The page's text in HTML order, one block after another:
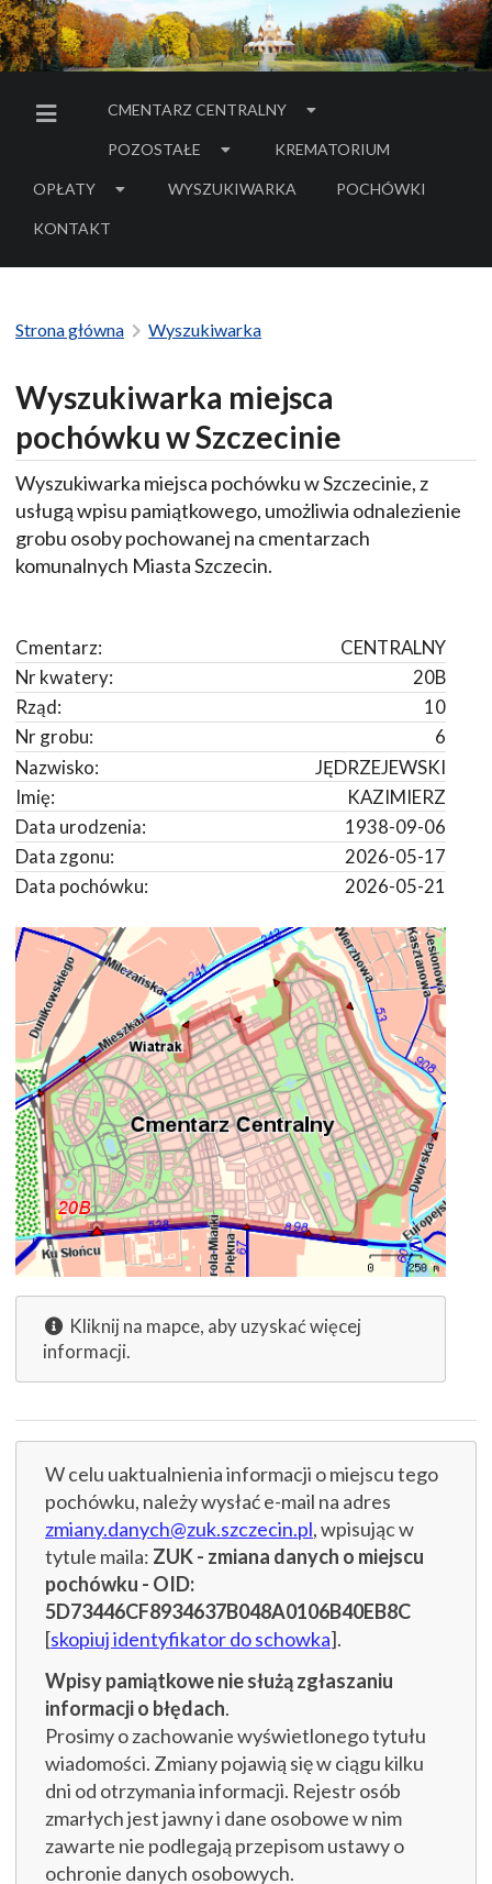
MENU BOCZNE
CMENTARZ CENTRALNY
POZOSTAŁE KREMATORIUM
OPŁATY WYSZUKIWARKA POCHÓWKI
- LINK DO SERWISU
KONTAKT
Strona główna Wyszukiwarka
Wyszukiwarka miejsca
pochówku w Szczecinie
Wyszukiwarka miejsca pochówku w Szczecinie, z
usługą wpisu pamiątkowego, umożliwia odnalezienie
grobu osoby pochowanej na cmentarzach
komunalnych Miasta Szczecin.
CENTRALNY
Cmentarz:
20B
Nr kwatery:
10
Rząd:
6
Nr grobu:
JĘDRZEJEWSKI
Nazwisko:
KAZIMIERZ
Imię:
1938-09-06
Data urodzenia:
2026-05-17
Data zgonu:
2026-05-21
Data pochówku:
Kliknij na mapce, aby uzyskać więcej
informacji.
W celu uaktualnienia informacji o miejscu tego
pochówku, należy wysłać e-mail na adres
zmiany.danych@zuk.szczecin.pl, wpisując w
tytule maila: ZUK - zmiana danych o miejscu
pochówku - OID:
5D73446CF8934637B048A0106B40EB8C
[skopiuj identyfikator do schowka].
Wpisy pamiątkowe nie służą zgłaszaniu
informacji o błędach.
Prosimy o zachowanie wyświetlonego tytułu
wiadomości. Zmiany pojawią się w ciągu kilku
dni od otrzymania informacji. Rejestr osób
zmarłych jest jawny i dane osobowe w nim
zawarte nie podlegają przepisom ustawy o
ochronie danych osobowych.